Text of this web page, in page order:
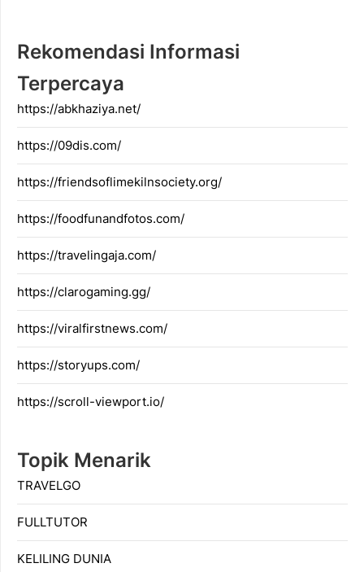
Rekomendasi Informasi
Terpercaya
https://abkhaziya.net/
https://09dis.com/
https://friendsoflimekilnsociety.org/
https://foodfunandfotos.com/
https://travelingaja.com/
https://clarogaming.gg/
https://viralfirstnews.com/
https://storyups.com/
https://scroll-viewport.io/
Topik Menarik
TRAVELGO
FULLTUTOR
KELILING DUNIA